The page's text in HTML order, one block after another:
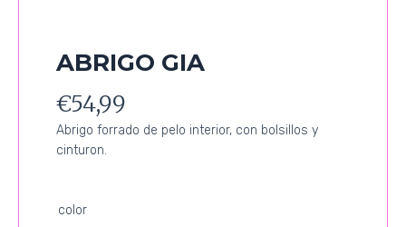
ABRIGO GIA
€54,99
Abrigo forrado de pelo interior, con bolsillos y
cinturon.
color
ABRIGO